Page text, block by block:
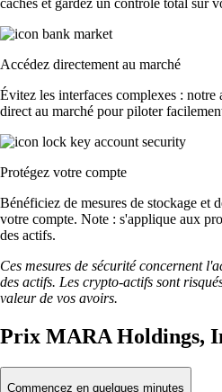
Accédez directement au marché
Évitez les interfaces complexes :
direct au marché pour piloter
Protégez votre compte
Bénéficiez de mesures de stockage et
votre compte. Note : s'applique aux
des actifs.
Ces mesures de sécurité concernent
des actifs. Les crypto-actifs sont
valeur de vos avoirs.
Prix MARA Holdings,
Commencez en quelques minutes